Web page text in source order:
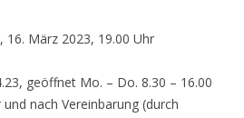
16. März 2023, 19.00 Uhr
geöffnet Mo. – Do. 8.30 – 16.00
nach Vereinbarung (durch